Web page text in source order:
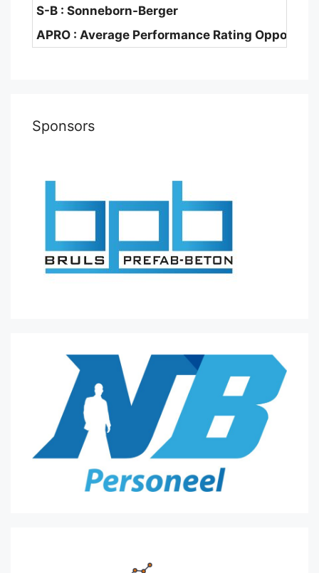
S-B : Sonneborn-Berger
APRO : Average Performance Rating
Sponsors